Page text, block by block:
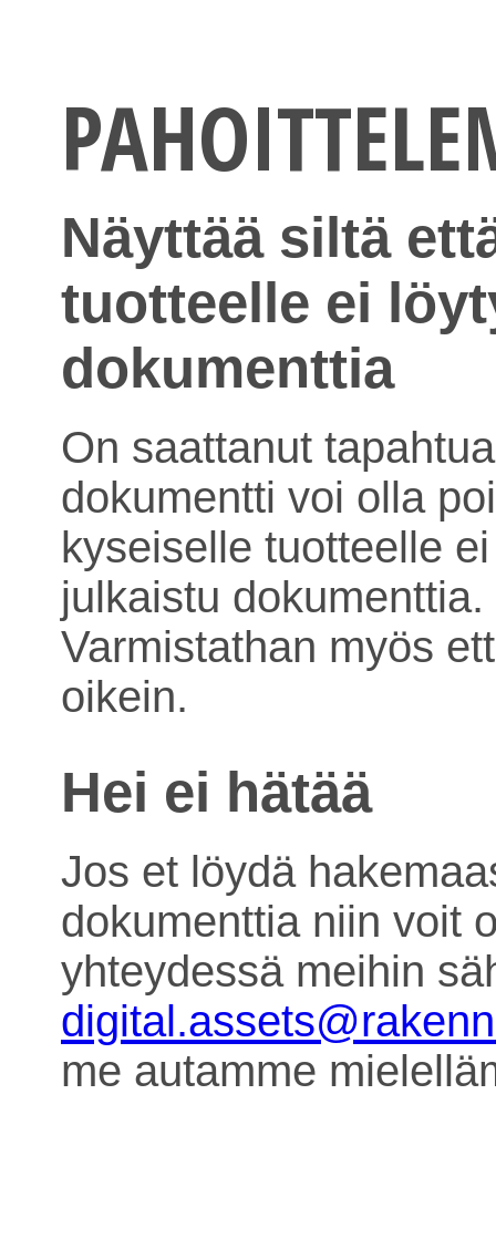
Näyttää siltä
tuotteelle ei
dokumenttia
On saattanut
dokumentti voi olla
kyseiselle tuotteelle
julkaistu dokumenttia.
Varmistathan myös
oikein.
Hei ei hätää
Jos et löydä
dokumenttia niin voit
yhteydessä meihin
me autamme